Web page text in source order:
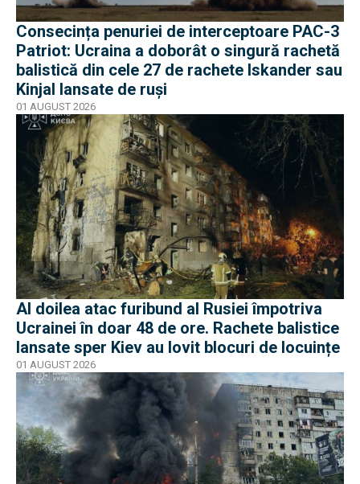
Consecința penuriei de interceptoare PAC-3
Patriot: Ucraina a doborât o singură rachetă
balistică din cele 27 de rachete Iskander sau
Kinjal lansate de ruși
01 AUGUST 2026
Al doilea atac furibund al Rusiei împotriva
Ucrainei în doar 48 de ore. Rachete balistice
lansate sper Kiev au lovit blocuri de locuințe
01 AUGUST 2026